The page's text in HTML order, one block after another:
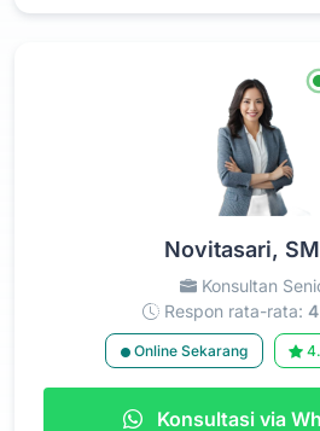
Novitasari, SM
Konsultan
Respon rata-rata:
Online Sekarang
Konsultasi via